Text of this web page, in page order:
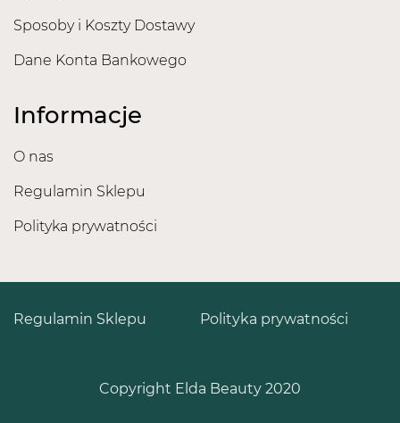
Sposoby i Koszty Dostawy
Dane Konta Bankowego
Informacje
O nas
Regulamin Sklepu
Polityka prywatności
Copyright Elda Beauty 2020
Polityka prywatności
Regulamin Sklepu